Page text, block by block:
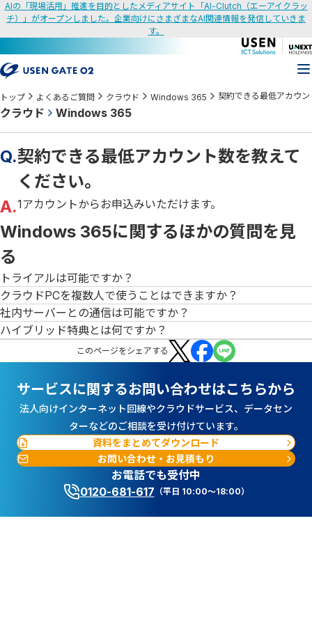
AIの「現場活用」推進を目的としたメディアサイト「AI-Clutch（エーアイクラッ
チ）」がオープンしました。企業向けにさまざまなAI関連情報を発信していきま
す。
トップ よくあるご質問 クラウド Windows 365 契約できる最低アカウ
クラウド Windows 365
Q.契約できる最低アカウント数を教えて
ください。
A.1アカウントからお申込みいただけます。
Windows 365に関するほかの質問を見
る
トライアルは可能ですか？
クラウドPCを複数人で使うことはできますか？
社内サーバーとの通信は可能ですか？
ハイブリッド特典とは何ですか？
このページをシェアする
サービスに関するお問い合わせはこちらから
法人向けインターネット回線やクラウドサービス、データセン
ターなどのご相談を受け付けています。
資料をまとめてダウンロード
お問い合わせ・お見積もり
お電話でも受付中
0120-681-617 （平日 10:00～18:00）